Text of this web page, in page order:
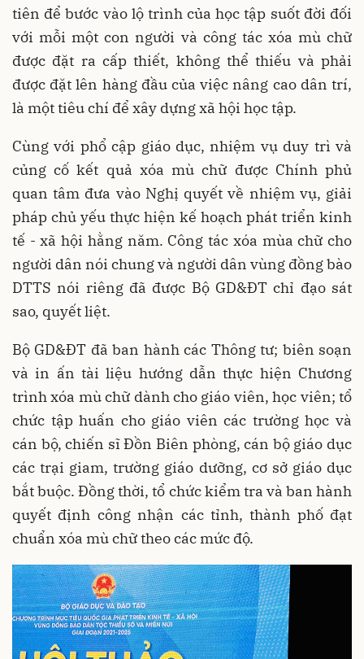
tiên để bước vào lộ trình của học tập suốt đời đối
với mỗi một con người và công tác xóa mù chữ
được đặt ra cấp thiết, không thể thiếu và phải
được đặt lên hàng đầu của việc nâng cao dân trí,
là một tiêu chí để xây dựng xã hội học tập.
Cùng với phổ cập giáo dục, nhiệm vụ duy trì và
củng cố kết quả xóa mù chữ được Chính phủ
quan tâm đưa vào Nghị quyết về nhiệm vụ, giải
pháp chủ yếu thực hiện kế hoạch phát triển kinh
tế - xã hội hằng năm. Công tác xóa mùa chữ cho
người dân nói chung và người dân vùng đồng bào
DTTS nói riêng đã được Bộ GD&ĐT chỉ đạo sát
sao, quyết liệt.
Bộ GD&ĐT đã ban hành các Thông tư; biên soạn
và in ấn tài liệu hướng dẫn thực hiện Chương
trình xóa mù chữ dành cho giáo viên, học viên; tổ
chức tập huấn cho giáo viên các trường học và
cán bộ, chiến sĩ Đồn Biên phòng, cán bộ giáo dục
các trại giam, trường giáo dưỡng, cơ sở giáo dục
bắt buộc. Đồng thời, tổ chức kiểm tra và ban hành
quyết định công nhận các tỉnh, thành phố đạt
chuẩn xóa mù chữ theo các mức độ.